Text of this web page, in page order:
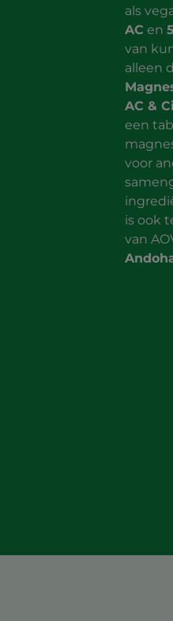
als
AC en
van
alleen
AC &
een
voor
is ook
van